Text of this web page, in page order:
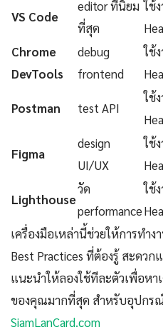
VS Code
editor ที่นิยม
ที่สุด
ใช้
Chrome
DevTools
debug
frontend
ใช้
Postman test API
ใช้
Figma
design
UI/UX
ใช้
Lighthouse
วัด
performance
ใช้
เครื่องมือเหล่านี้ช่วยให้การทำง
Best Practices ที่ต้องรู้ สะดว
แนะนำให้ลองใช้ทีละตัวเพื่อหา
ของคุณมากที่สุด สำหรับอุปกร
SiamLanCard.com